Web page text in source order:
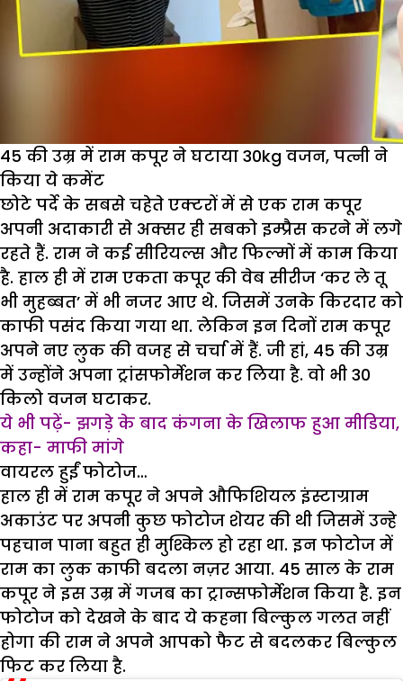
45 की उम्र में राम कपूर ने घटाया 30kg वजन, पत्नी ने
किया ये कमेंट
छोटे पर्दे के सबसे चहेते एक्टरों में से एक राम कपूर
अपनी अदाकारी से अक्सर ही सबको इम्प्रैस करने में लगे
रहते हैं. राम ने कई सीरियल्स और फिल्मों में काम किया
है. हाल ही में राम एकता कपूर की वेब सीरीज ‘कर ले तू
भी मुहब्बत’ में भी नजर आए थे. जिसमें उनके किरदार को
काफी पसंद किया गया था. लेकिन इन दिनों राम कपूर
अपने नए लुक की वजह से चर्चा में हैं. जी हां, 45 की उम्र
में उन्होंने अपना ट्रांसफोर्मेशन कर लिया है. वो भी 30
किलो वजन घटाकर.
ये भी पढ़ें- झगड़े के बाद कंगना के खिलाफ हुआ मीडिया,
कहा- माफी मांगे
वायरल हुईं फोटोज…
हाल ही में राम कपूर ने अपने औफिशियल इंस्टाग्राम
अकाउंट पर अपनी कुछ फोटोज शेयर की थी जिसमें उन्हे
पहचान पाना बहुत ही मुश्किल हो रहा था. इन फोटोज में
राम का लुक काफी बदला नज़र आया. 45 साल के राम
कपूर ने इस उम्र में गजब का ट्रान्सफोर्मेशन किया है. इन
फोटोज को देखने के बाद ये कहना बिल्कुल गलत नहीं
होगा की राम ने अपने आपको फैट से बदलकर बिल्कुल
फिट कर लिया है.